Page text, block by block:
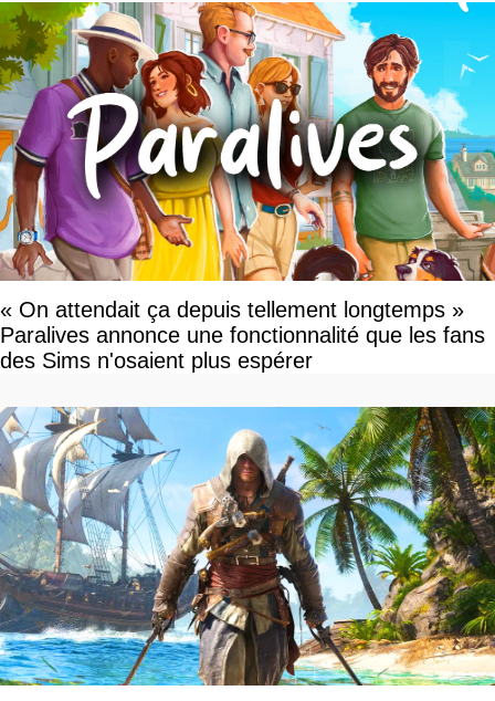
« On attendait ça depuis tellement longtemps »
Paralives annonce une fonctionnalité que les fans
des Sims n'osaient plus espérer